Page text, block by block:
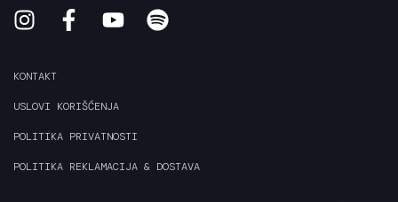
KONTAKT
USLOVI KORIŠĆENJA
POLITIKA PRIVATNOSTI
POLITIKA REKLAMACIJA & DOSTAVA